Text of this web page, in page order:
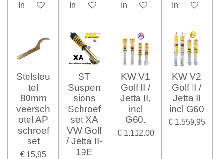
In winkelwagenIn winkelwagenIn winkelwagenIn
Stelsleu
tel
80mm
veersch
otel AP
schroef
set
€ 15,95
ST
Suspen
sions
Schroef
set XA
VW Golf
/ Jetta II-
19E
KW V1
Golf II /
Jetta II,
incl
G60.
€ 1.112,00
KW V2
Golf II /
Jetta II
incl G60
€ 1.559,95